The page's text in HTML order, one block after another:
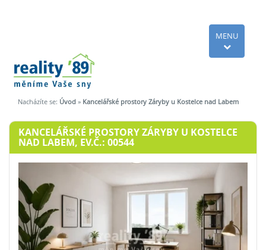
MENU
Nacházíte se: Úvod » Kancelářské prostory Záryby u Kostelce nad Labem
KANCELÁŘSKÉ PROSTORY ZÁRYBY U KOSTELCE
NAD LABEM, EV.Č.: 00544